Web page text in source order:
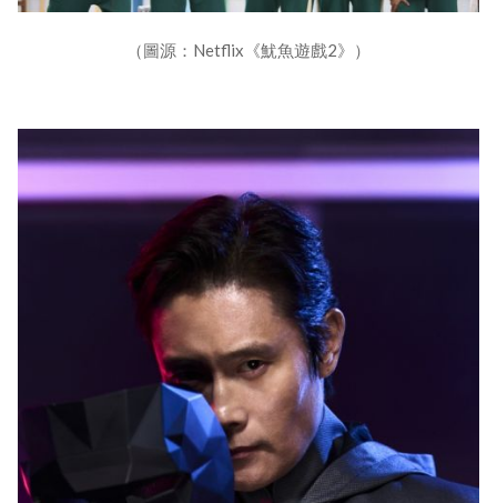
（圖源：Netflix《魷魚遊戲2》）